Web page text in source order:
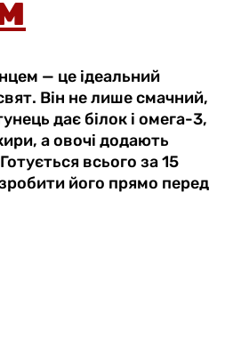
— це ідеальний
Він не лише смачний,
дає білок і омега-3,
а овочі додають
Готується всього за 15
його прямо перед